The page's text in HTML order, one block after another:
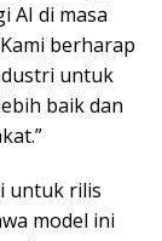
AI di masa
berharap
untuk
baik dan
untuk rilis
model ini